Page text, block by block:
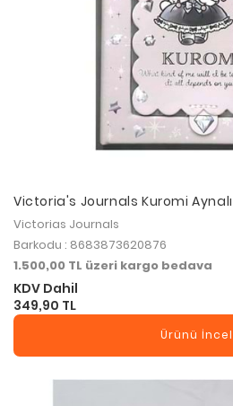
Victoria's Journals Kuromi
A6 .100 gr. 192 sf. Renkli sflar. 12 li
Victorias Journals
Barkodu : 8683873620876
1.500,00 TL üzeri kargo bedava
KDV Dahil
349,90 TL
Ürünü